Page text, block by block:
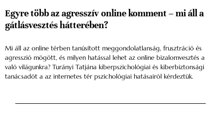
Egyre több az agresszív online komment – mi áll a
gátlásvesztés hátterében?
Mi áll az online térben tanúsított meggondolatlanság, frusztráció és
agresszió mögött, és milyen hatással lehet az online bizalomvesztés a
való világunkra? Turányi Tatjána kiberpszichológiai és kiberbiztonsági
tanácsadót a az internetes tér pszichológiai hatásairól kérdeztük.